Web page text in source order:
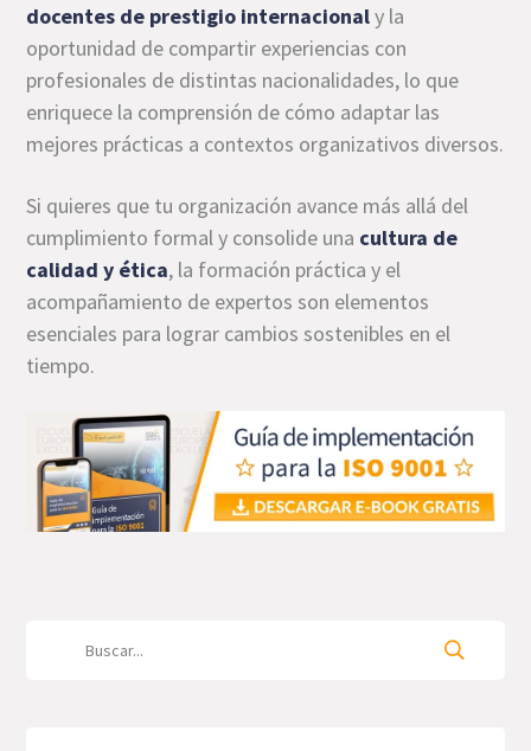
docentes de prestigio internacionaly la
oportunidad de compartir experiencias con
profesionales de distintas nacionalidades, lo que
enriquece la comprensión de cómo adaptar las
mejores prácticas a contextos organizativos diversos.
Si quieres que tu organización avance más allá del
cumplimiento formal y consolide una cultura de
calidad y ética, la formación práctica y el
acompañamiento de expertos son elementos
esenciales para lograr cambios sostenibles en el
tiempo.